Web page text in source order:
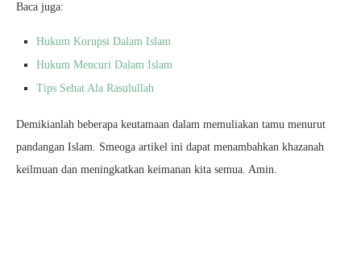
Baca juga:
Hukum Korupsi Dalam Islam
Hukum Mencuri Dalam Islam
Tips Sehat Ala Rasulullah
Demikianlah beberapa keutamaan dalam memuliakan tamu menurut
pandangan Islam. Smeoga artikel ini dapat menambahkan khazanah
keilmuan dan meningkatkan keimanan kita semua. Amin.